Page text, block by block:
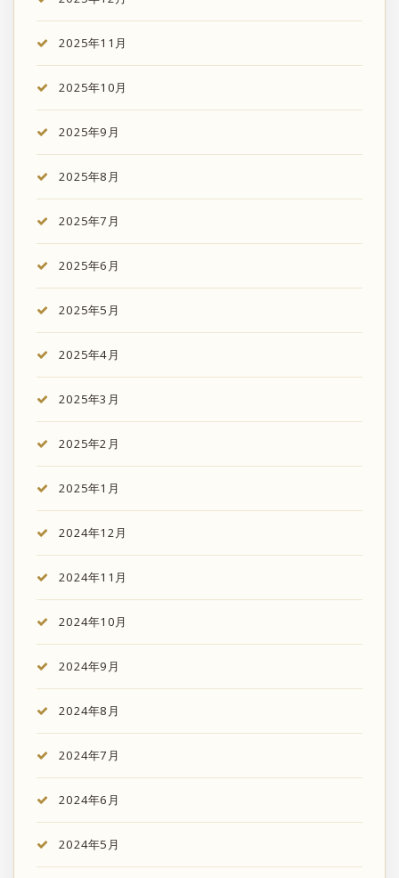
2025年11月
2025年10月
2025年9月
2025年8月
2025年7月
2025年6月
2025年5月
2025年4月
2025年3月
2025年2月
2025年1月
2024年12月
2024年11月
2024年10月
2024年9月
2024年8月
2024年7月
2024年6月
2024年5月